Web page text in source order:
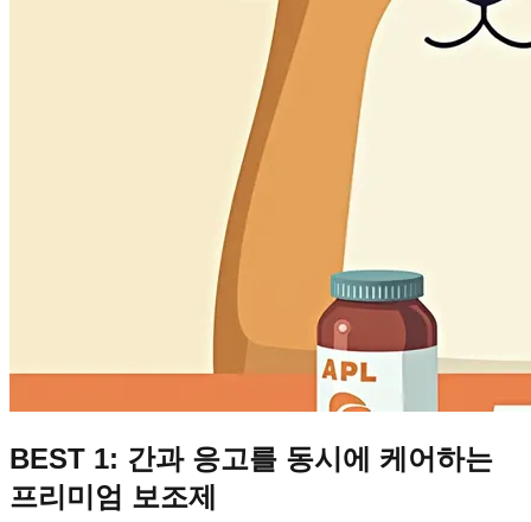
BEST 1: 간과 응고를 동시에 케어하는
프리미엄 보조제